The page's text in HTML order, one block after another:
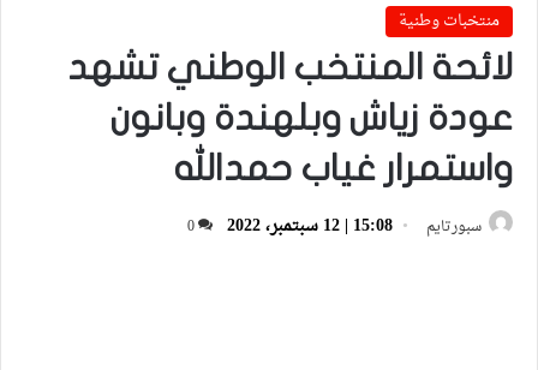
منتخبات وطنية
لائحة المنتخب الوطني تشهد
عودة زياش وبلهندة وبانون
واستمرار غياب حمدالله
سبورتايم 15:08 | 12 سبتمبر، 2022 0